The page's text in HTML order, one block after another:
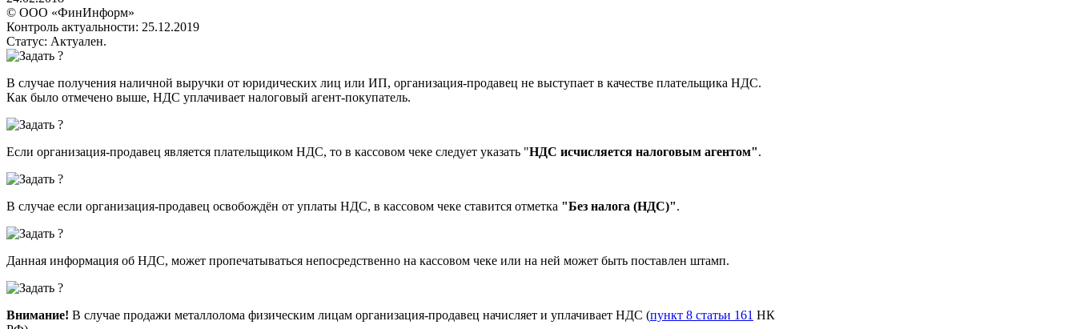
© ООО «ФинИнформ»
Контроль актуальности: 25.12.2019
Статус: Актуален.
В случае получения наличной выручки от юридических лиц или ИП, организация-продавец не выступает в качестве плательщика НДС.
Как было отмечено выше, НДС уплачивает налоговый агент-покупатель.
Если организация-продавец является плательщиком НДС, то в кассовом чеке следует указать "НДС исчисляется налоговым агентом".
В случае если организация-продавец освобождён от уплаты НДС, в кассовом чеке ставится отметка "Без налога (НДС)".
Данная информация об НДС, может пропечатываться непосредственно на кассовом чеке или на ней может быть поставлен штамп.
Внимание! В случае продажи металлолома физическим лицам организация-продавец начисляет и уплачивает НДС (пункт 8 статьи 161 НК